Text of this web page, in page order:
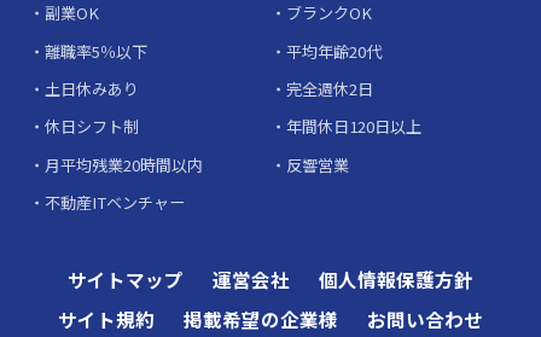
副業OK
ブランクOK
離職率5％以下
平均年齢20代
土日休みあり
完全週休2日
休日シフト制
年間休日120日以上
月平均残業20時間以内
反響営業
不動産ITベンチャー
サイトマップ 運営会社
個人情報保護方針
サイト規約
掲載希望の企業様 お問い合わせ